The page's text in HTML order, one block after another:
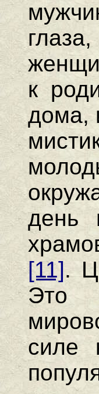
к
дома,
день
[11].
Это
силе